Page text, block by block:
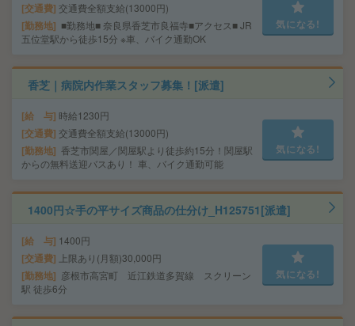
交通費 交通費全額支給(13000円)
勤務地
■勤務地■ 奈良県香芝市良福寺■アクセス■ JR
五位堂駅から徒歩15分 ※車、バイク通勤OK
気になる!
香芝｜病院内作業スタッフ募集！[派遣]
給 与 時給1230円
交通費 交通費全額支給(13000円)
勤務地 香芝市関屋／関屋駅より徒歩約15分！関屋駅
からの無料送迎バスあり！ 車、バイク通勤可能
気になる!
1400円☆手の平サイズ商品の仕分け_H125751[派遣]
給 与 1400円
交通費 上限あり(月額)30,000円
勤務地
彦根市高宮町 近江鉄道多賀線 スクリーン
駅 徒歩6分
気になる!